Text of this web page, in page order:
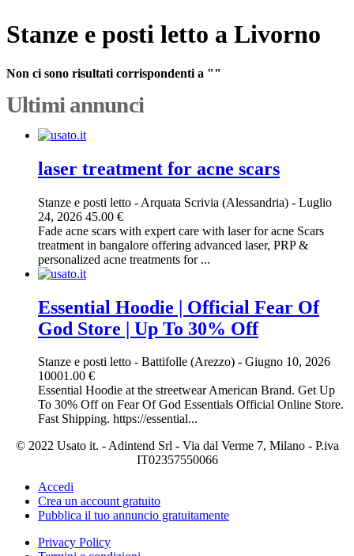
Stanze e posti letto a Livorno
Non ci sono risultati corrispondenti a ""
Ultimi annunci
laser treatment for acne scars​
Stanze e posti letto - Arquata Scrivia (Alessandria) - Luglio
24, 2026 45.00 €
Fade acne scars with expert care with laser for acne Scars
treatment in bangalore offering advanced laser, PRP &
personalized acne treatments for ...
Essential Hoodie | Official Fear Of
God Store | Up To 30% Off
Stanze e posti letto - Battifolle (Arezzo) - Giugno 10, 2026
10001.00 €
Essential Hoodie at the streetwear American Brand. Get Up
To 30% Off on Fear Of God Essentials Official Online Store.
Fast Shipping. https://essential...
© 2022 Usato it. - Adintend Srl - Via dal Verme 7, Milano - P.iva
IT02357550066
Accedi
Crea un account gratuito
Pubblica il tuo annuncio gratuitamente
Privacy Policy